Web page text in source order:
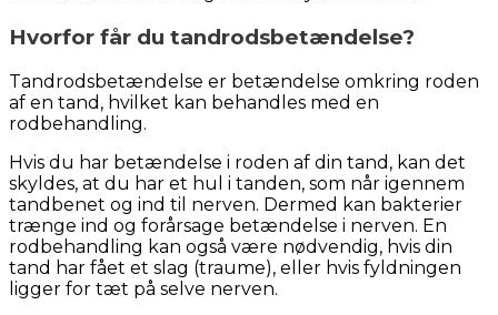
Hvorfor får du tandrodsbetændelse?
Tandrodsbetændelse er betændelse omkring roden
af en tand, hvilket kan behandles med en
rodbehandling.
Hvis du har betændelse i roden af din tand, kan det
skyldes, at du har et hul i tanden, som når igennem
tandbenet og ind til nerven. Dermed kan bakterier
trænge ind og forårsage betændelse i nerven. En
rodbehandling kan også være nødvendig, hvis din
tand har fået et slag (traume), eller hvis fyldningen
ligger for tæt på selve nerven.